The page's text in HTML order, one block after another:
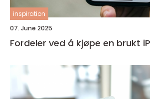
inspiration
07. June 2025
Fordeler ved å kjøpe en brukt